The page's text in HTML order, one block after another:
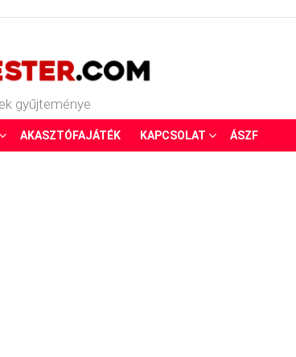
gyűjteménye
AKASZTÓFAJÁTÉK KAPCSOLAT ÁSZF